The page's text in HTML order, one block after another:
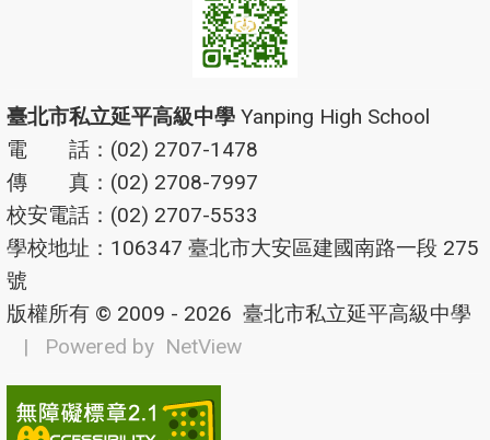
臺北市私立延平高級中學 Yanping High School
電 話：(02) 2707-1478
傳 真：(02) 2708-7997
校安電話：(02) 2707-5533
學校地址：106347 臺北市大安區建國南路一段 275
號
版權所有 © 2009 - 2026 臺北市私立延平高級中學
| Powered by NetView